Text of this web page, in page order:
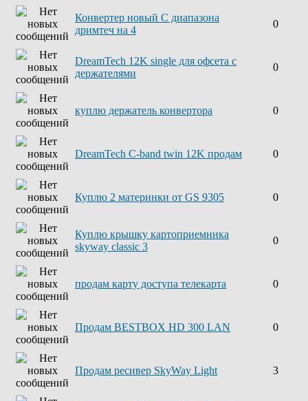
Конвертер новый С диапазона
дримтеч на 4
0
DreamTech 12K single для офсета с
держателями
0
куплю держатель конвертора 0
DreamTech C-band twin 12K продам 0
Куплю 2 материнки от GS 9305 0
Куплю крышку картоприемника
skyway classic 3
0
продам карту доступа телекарта 0
Продам BESTBOX HD 300 LAN 0
Продам ресивер SkyWay Light 3